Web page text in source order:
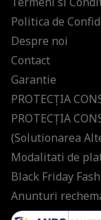
Politica de
Despre noi
Contact
Garantie
PROTECŢIA
PROTECŢIA
(Solutionarea
Modalitati de
Black Friday
Anunturi